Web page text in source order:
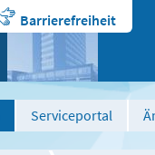
Barrierefreiheit
Serviceportal